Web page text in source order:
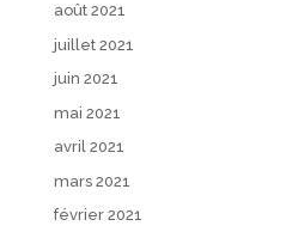
août 2021
juillet 2021
juin 2021
mai 2021
avril 2021
mars 2021
février 2021